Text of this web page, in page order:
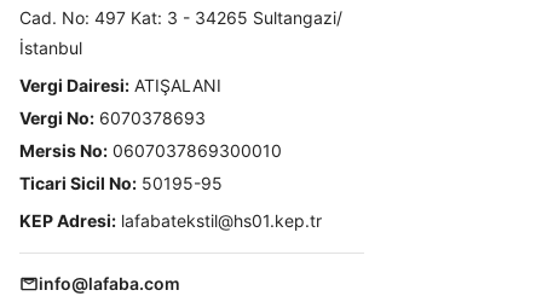
Cad. No: 497 Kat: 3 - 34265 Sultangazi/
İstanbul
Vergi Dairesi: ATIŞALANI
Vergi No: 6070378693
Mersis No: 0607037869300010
Ticari Sicil No: 50195-95
KEP Adresi: lafabatekstil@hs01.kep.tr
info@lafaba.com